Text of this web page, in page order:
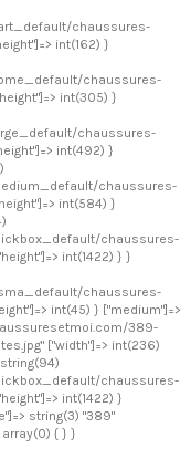
chaussures-
int(162) }
chaussures-
int(305) }
chaussures-
int(492) }
chaussures-
int(584) }
chaussures-
int(1422) } }
chaussures-
int(45) } ["medium"]=>
389-
["width"]=> int(236)
string(94)
chaussures-
int(1422) }
string(3) "389"
array(0) { } }